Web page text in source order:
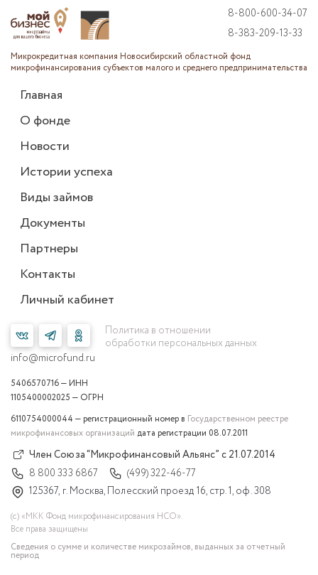
8-800-600-34-07
8-383-209-13-33
Микрокредитная компания Новосибирский областной фонд
микрофинансирования субъектов малого и среднего предпринимательства
Главная
О фонде
Новости
Истории успеха
Виды займов
Документы
Партнеры
Контакты
Личный кабинет
info@microfund.ru
Политика в отношении
обработки персональных данных
5406570716 — ИНН
1105400002025 — ОГРН
6110754000044 — регистрационный номер в Государственном реестре
микрофинансовых организаций дата регистрации 08.07.2011
Член Союза “Микрофинансовый Альянс” с 21.07.2014
8 800 333 6867
(499) 322-46-77
125367, г. Москва, Полесский проезд 16, стр. 1, оф. 308
(с) «МКК Фонд микрофинансирования НСО».
Все права защищены
Сведения о сумме и количестве микрозаймов, выданных за отчетный
период